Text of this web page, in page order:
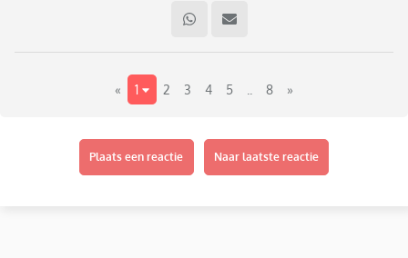
« 1 2 3 4 5 8 »
Plaats een reactie Naar laatste reactie